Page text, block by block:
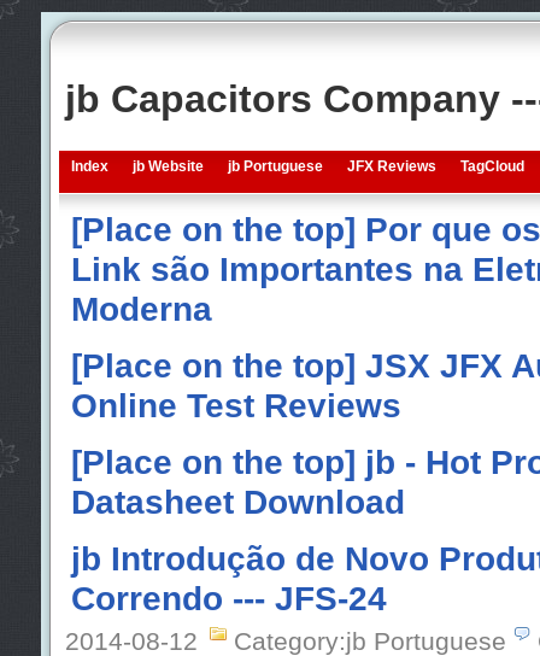
jb Capacitors Company
Index jb Website jb Portuguese JFX Reviews TagCloud
[Place on the top] Por que
Link são Importantes na
Moderna
[Place on the top] JSX JFX
Online Test Reviews
[Place on the top] jb - Hot
Datasheet Download
jb Introdução de Novo
Correndo --- JFS-24
2014-08-12 Category:jb Portuguese